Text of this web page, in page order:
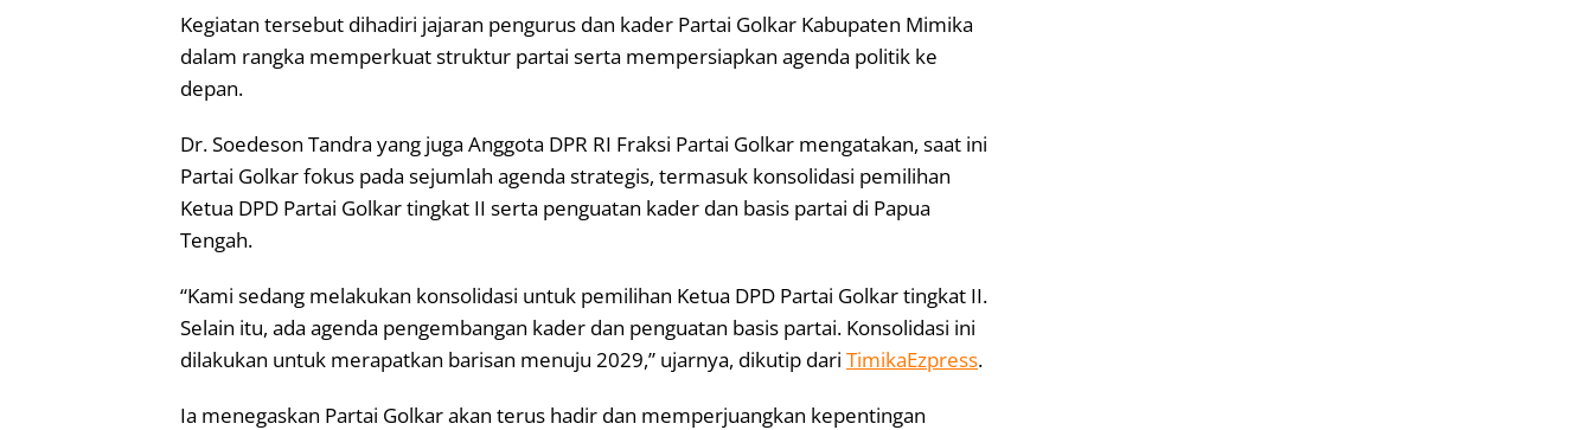
Kegiatan tersebut dihadiri jajaran pengurus dan kader Partai Golkar Kabupaten Mimika
dalam rangka memperkuat struktur partai serta mempersiapkan agenda politik ke
depan.
Dr. Soedeson Tandra yang juga Anggota DPR RI Fraksi Partai Golkar mengatakan, saat ini
Partai Golkar fokus pada sejumlah agenda strategis, termasuk konsolidasi pemilihan
Ketua DPD Partai Golkar tingkat II serta penguatan kader dan basis partai di Papua
Tengah.
“Kami sedang melakukan konsolidasi untuk pemilihan Ketua DPD Partai Golkar tingkat II.
Selain itu, ada agenda pengembangan kader dan penguatan basis partai. Konsolidasi ini
dilakukan untuk merapatkan barisan menuju 2029,” ujarnya, dikutip dari TimikaEzpress.
Ia menegaskan Partai Golkar akan terus hadir dan memperjuangkan kepentingan